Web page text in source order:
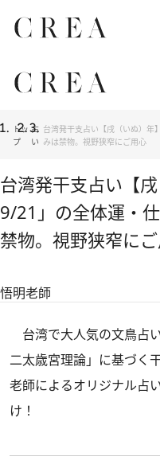
トッ
プ
占
い
台湾発干支占い【戌（いぬ）
みは禁物。視野狭窄にご用心
台湾発干支占い【
9/21」の全体運・
禁物。視野狭窄に
悟明老師
台湾で大人気の文鳥占
二太歳宮理論」に基づく
老師によるオリジナル占
け！